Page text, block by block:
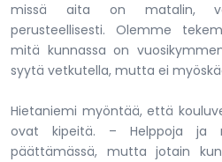
missä aita on matalin,
perusteellisesti. Olemme
mitä kunnassa on
syytä vetkutella, mutta ei
Hietaniemi myöntää, että
ovat kipeitä. – Helppoja ja
päättämässä, mutta jotain